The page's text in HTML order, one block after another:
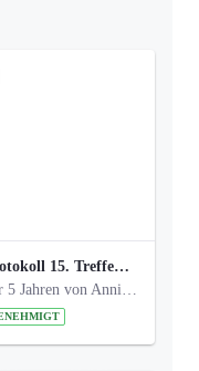
Protokoll 15. Treffen 20161006 AG Bismarckplatz.pdf